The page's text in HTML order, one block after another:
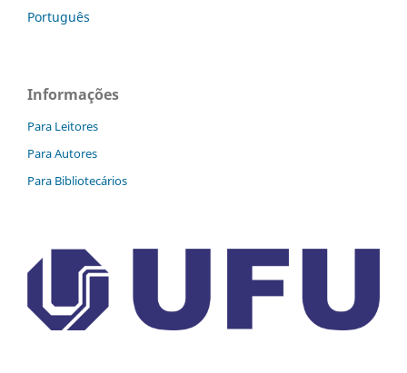
Português
Informações
Para Leitores
Para Autores
Para Bibliotecários